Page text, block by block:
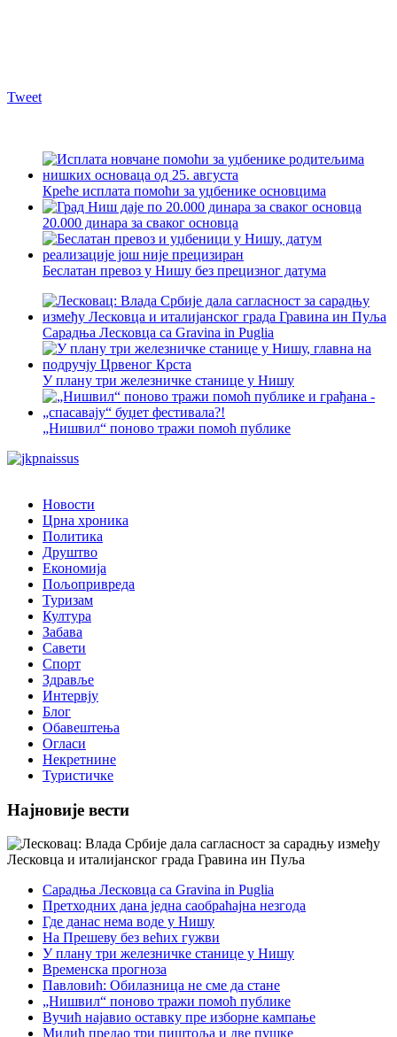
Tweet
Креће исплата помоћи за уџбенике основцима
20.000 динара за сваког основца
Беслатан превоз у Нишу без прецизног датума
Сарадња Лесковца са Gravina in Puglia
У плану три железничке станице у Нишу
„Нишвил“ поново тражи помоћ публике
Новости
Црна хроника
Политика
Друштво
Економија
Пољопривреда
Туризам
Култура
Забава
Савети
Спорт
Здравље
Интервју
Блог
Обавештења
Огласи
Некретнине
Туристичке
Најновије вести
Сарадња Лесковца са Gravina in Puglia
Претходних дана једна саобраћајна незгода
Где данас нема воде у Нишу
На Прешеву без већих гужви
У плану три железничке станице у Нишу
Временска прогноза
Павловић: Обилазница не сме да стане
„Нишвил“ поново тражи помоћ публике
Вучић најавио оставку пре изборне кампање
Милић предао три пиштоља и две пушке